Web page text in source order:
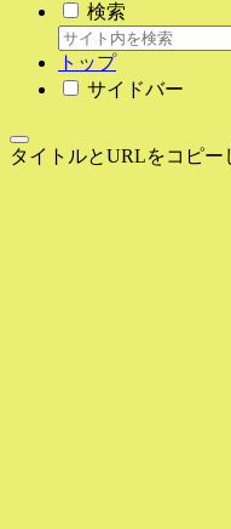
検索
トップ
サイドバー
タイトルとURLをコピー